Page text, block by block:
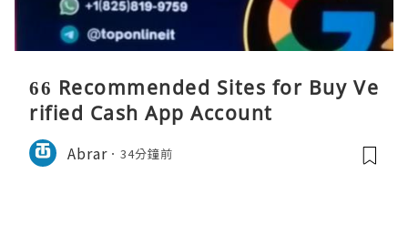
66 Recommended Sites for Buy Ve
rified Cash App Account
Abrar 34分鐘前